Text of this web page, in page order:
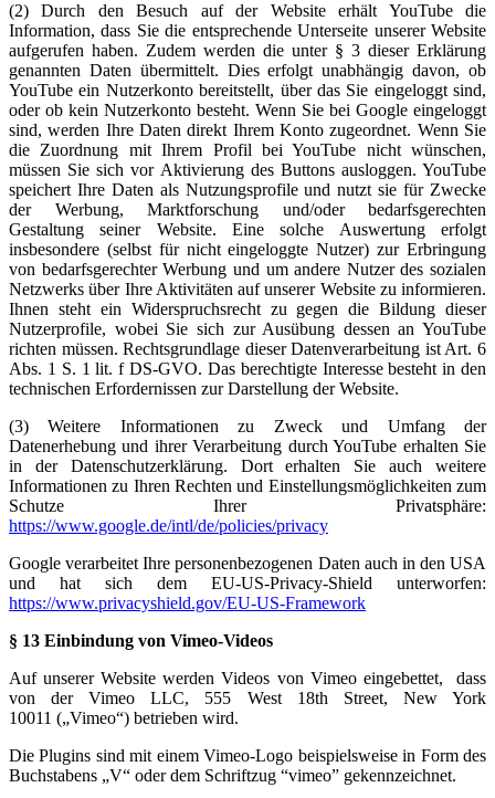
(2) Durch den Besuch auf der Website erhält YouTube die
Information, dass Sie die entsprechende Unterseite unserer Website
aufgerufen haben. Zudem werden die unter § 3 dieser Erklärung
genannten Daten übermittelt. Dies erfolgt unabhängig davon, ob
YouTube ein Nutzerkonto bereitstellt, über das Sie eingeloggt sind,
oder ob kein Nutzerkonto besteht. Wenn Sie bei Google eingeloggt
sind, werden Ihre Daten direkt Ihrem Konto zugeordnet. Wenn Sie
die Zuordnung mit Ihrem Profil bei YouTube nicht wünschen,
müssen Sie sich vor Aktivierung des Buttons ausloggen. YouTube
speichert Ihre Daten als Nutzungsprofile und nutzt sie für Zwecke
der Werbung, Marktforschung und/oder bedarfsgerechten
Gestaltung seiner Website. Eine solche Auswertung erfolgt
insbesondere (selbst für nicht eingeloggte Nutzer) zur Erbringung
von bedarfsgerechter Werbung und um andere Nutzer des sozialen
Netzwerks über Ihre Aktivitäten auf unserer Website zu informieren.
Ihnen steht ein Widerspruchsrecht zu gegen die Bildung dieser
Nutzerprofile, wobei Sie sich zur Ausübung dessen an YouTube
richten müssen. Rechtsgrundlage dieser Datenverarbeitung ist Art. 6
Abs. 1 S. 1 lit. f DS-GVO. Das berechtigte Interesse besteht in den
technischen Erfordernissen zur Darstellung der Website.
(3) Weitere Informationen zu Zweck und Umfang der
Datenerhebung und ihrer Verarbeitung durch YouTube erhalten Sie
in der Datenschutzerklärung. Dort erhalten Sie auch weitere
Informationen zu Ihren Rechten und Einstellungsmöglichkeiten zum
Schutze Ihrer Privatsphäre:
https://www.google.de/intl/de/policies/privacy
Google verarbeitet Ihre personenbezogenen Daten auch in den USA
und hat sich dem EU-US-Privacy-Shield unterworfen:
https://www.privacyshield.gov/EU-US-Framework
§ 13 Einbindung von Vimeo-Videos
Auf unserer Website werden Videos von Vimeo eingebettet, dass
von der Vimeo LLC, 555 West 18th Street, New York
10011 („Vimeo“) betrieben wird.
Die Plugins sind mit einem Vimeo-Logo beispielsweise in Form des
Buchstabens „V“ oder dem Schriftzug “vimeo” gekennzeichnet.